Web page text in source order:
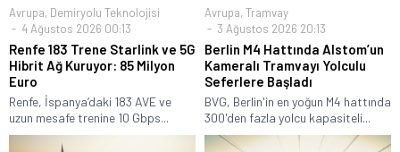
Avrupa, Demiryolu Teknolojisi
4 Ağustos 2026 00:13
Renfe 183 Trene Starlink ve 5G
Hibrit Ağ Kuruyor: 85 Milyon
Euro
Renfe, İspanya’daki 183 AVE ve
uzun mesafe trenine 10 Gbps...
Avrupa, Tramvay
3 Ağustos 2026 20:13
Berlin M4 Hattında Alstom’un
Kameralı Tramvayı Yolculu
Seferlere Başladı
BVG, Berlin'in en yoğun M4 hattında
300'den fazla yolcu kapasiteli...